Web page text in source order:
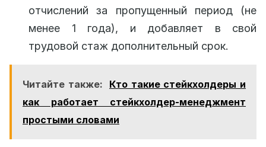
отчислений за пропущенный период (не
менее 1 года), и добавляет в свой
трудовой стаж дополнительный срок.
Читайте также:
Кто такие стейкхолдеры и
как работает стейкхолдер-менеджмент
простыми словами